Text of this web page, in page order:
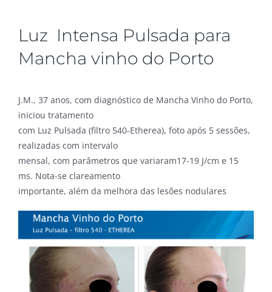
Luz Intensa Pulsada para
Mancha vinho do Porto
J.M., 37 anos, com diagnóstico de Mancha Vinho do Porto,
iniciou tratamento
com Luz Pulsada (filtro 540-Etherea), foto após 5 sessões,
realizadas com intervalo
mensal, com parâmetros que variaram17-19 J/cm e 15
ms. Nota-se clareamento
importante, além da melhora das lesões nodulares